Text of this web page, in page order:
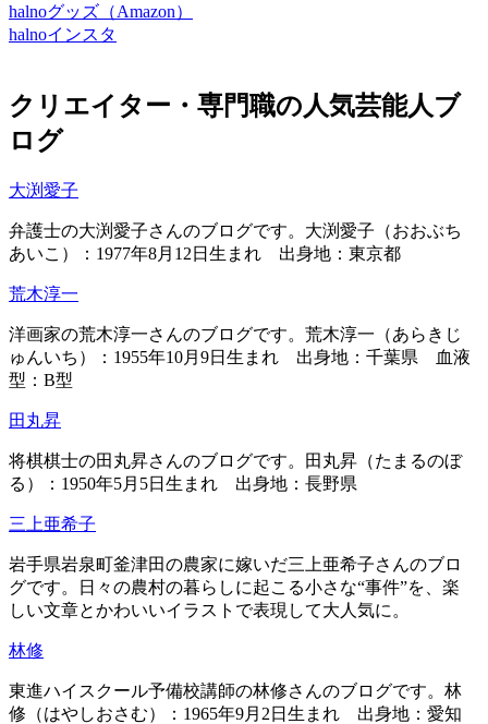
halnoグッズ（Amazon）
halnoインスタ
クリエイター・専門職の人気芸能人ブ
ログ
大渕愛子
弁護士の大渕愛子さんのブログです。大渕愛子（おおぶち
あいこ）：1977年8月12日生まれ 出身地：東京都
荒木淳一
洋画家の荒木淳一さんのブログです。荒木淳一（あらきじ
ゅんいち）：1955年10月9日生まれ 出身地：千葉県 血液
型：B型
田丸昇
将棋棋士の田丸昇さんのブログです。田丸昇（たまるのぼ
る）：1950年5月5日生まれ 出身地：長野県
三上亜希子
岩手県岩泉町釜津田の農家に嫁いだ三上亜希子さんのブロ
グです。日々の農村の暮らしに起こる小さな“事件”を、楽
しい文章とかわいいイラストで表現して大人気に。
林修
東進ハイスクール予備校講師の林修さんのブログです。林
修（はやしおさむ）：1965年9月2日生まれ 出身地：愛知